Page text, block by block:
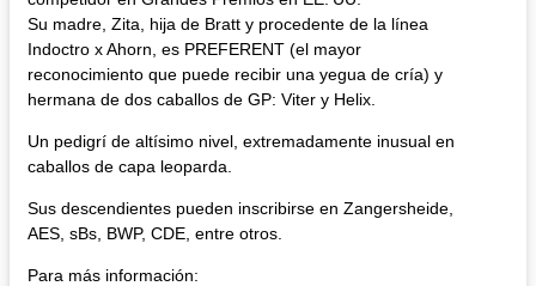
Su madre, Zita, hija de Bratt y procedente de la línea
Indoctro x Ahorn, es PREFERENT (el mayor
reconocimiento que puede recibir una yegua de cría) y
hermana de dos caballos de GP: Viter y Helix.
Un pedigrí de altísimo nivel, extremadamente inusual en
caballos de capa leoparda.
Sus descendientes pueden inscribirse en Zangersheide,
AES, sBs, BWP, CDE, entre otros.
Para más información: